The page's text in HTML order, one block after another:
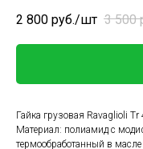
2 800 руб./шт 3 500
Гайка грузовая Ravaglioli
Материал: полиамид с
термообработанный в масле